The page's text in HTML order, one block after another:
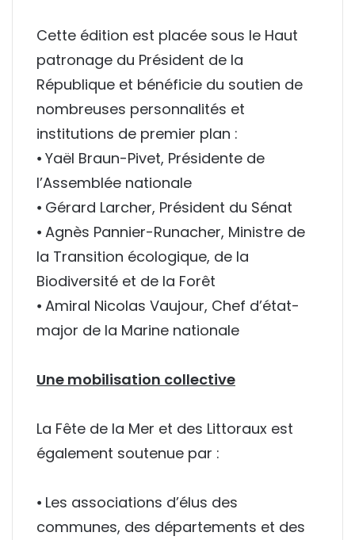
Cette édition est placée sous le Haut
patronage du Président de la
République et bénéficie du soutien de
nombreuses personnalités et
institutions de premier plan :
⦁ Yaël Braun-Pivet, Présidente de
l’Assemblée nationale
⦁ Gérard Larcher, Président du Sénat
⦁ Agnès Pannier-Runacher, Ministre de
la Transition écologique, de la
Biodiversité et de la Forêt
⦁ Amiral Nicolas Vaujour, Chef d’état-
major de la Marine nationale
Une mobilisation collective
La Fête de la Mer et des Littoraux est
également soutenue par :
⦁ Les associations d’élus des
communes, des départements et des